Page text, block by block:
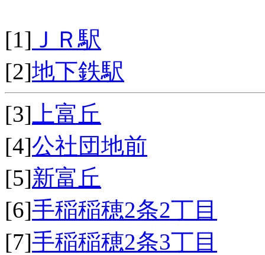
[1] ＪＲ駅
[2]地下鉄駅
[3] 上富丘
[4]公社団地前
[5]新富丘
[6]手稲稲穂2条2丁目
[7]手稲稲穂2条3丁目